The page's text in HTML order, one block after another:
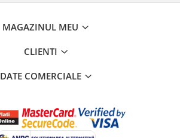
MAGAZINUL MEU
CLIENTI
DATE COMERCIALE